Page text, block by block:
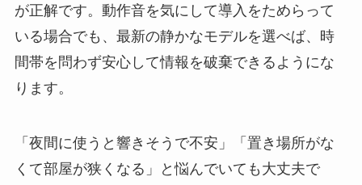
が正解です。動作音を気にして導入をためらって
いる場合でも、最新の静かなモデルを選べば、時
間帯を問わず安心して情報を破棄できるようにな
ります。
「夜間に使うと響きそうで不安」「置き場所がな
くて部屋が狭くなる」と悩んでいても大丈夫で